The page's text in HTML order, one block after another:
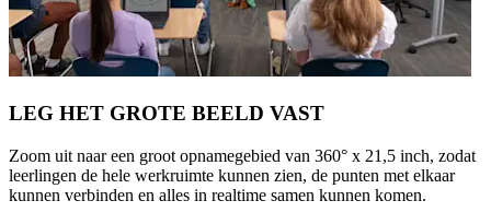
LEG HET GROTE BEELD VAST
Zoom uit naar een groot opnamegebied van 360° x 21,5 inch, zodat
leerlingen de hele werkruimte kunnen zien, de punten met elkaar
kunnen verbinden en alles in realtime samen kunnen komen.